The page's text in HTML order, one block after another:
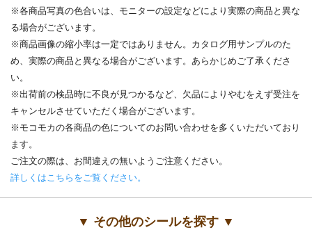
※各商品写真の色合いは、モニターの設定などにより実際の商品と異な
る場合がございます。
※商品画像の縮小率は一定ではありません。カタログ用サンプルのた
め、実際の商品と異なる場合がございます。あらかじめご了承くださ
い。
※出荷前の検品時に不良が見つかるなど、欠品によりやむをえず受注を
キャンセルさせていただく場合がございます。
※モコモカの各商品の色についてのお問い合わせを多くいただいており
ます。
ご注文の際は、お間違えの無いようご注意ください。
詳しくはこちらをご覧ください。
▼ その他のシールを探す ▼